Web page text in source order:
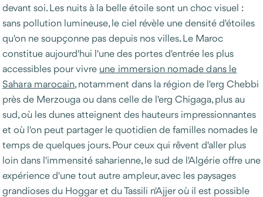
devant soi. Les nuits à la belle étoile sont un choc visuel :
sans pollution lumineuse, le ciel révèle une densité d'étoiles
qu'on ne soupçonne pas depuis nos villes. Le Maroc
constitue aujourd'hui l'une des portes d'entrée les plus
accessibles pour vivre une immersion nomade dans le
Sahara marocain, notamment dans la région de l'erg Chebbi
près de Merzouga ou dans celle de l'erg Chigaga, plus au
sud, où les dunes atteignent des hauteurs impressionnantes
et où l'on peut partager le quotidien de familles nomades le
temps de quelques jours. Pour ceux qui rêvent d'aller plus
loin dans l'immensité saharienne, le sud de l'Algérie offre une
expérience d'une tout autre ampleur, avec les paysages
grandioses du Hoggar et du Tassili n'Ajjer où il est possible